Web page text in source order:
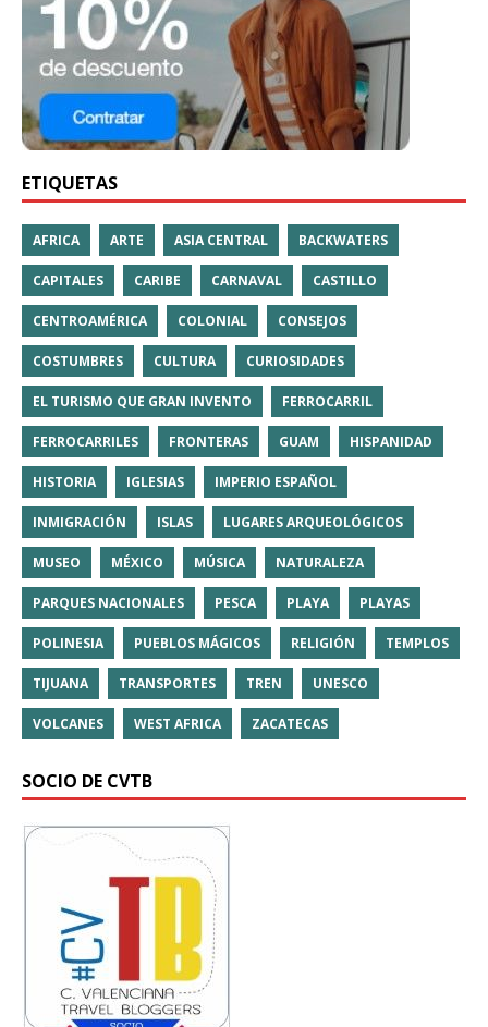
ETIQUETAS
AFRICA ARTE ASIA CENTRAL BACKWATERS
CAPITALES CARIBE CARNAVAL CASTILLO
CENTROAMÉRICA COLONIAL CONSEJOS
COSTUMBRES CULTURA CURIOSIDADES
EL TURISMO QUE GRAN INVENTO FERROCARRIL
FERROCARRILES FRONTERAS GUAM HISPANIDAD
HISTORIA IGLESIAS IMPERIO ESPAÑOL
INMIGRACIÓN ISLAS LUGARES ARQUEOLÓGICOS
MUSEO MÉXICO MÚSICA NATURALEZA
PARQUES NACIONALES PESCA PLAYA PLAYAS
POLINESIA PUEBLOS MÁGICOS RELIGIÓN TEMPLOS
TIJUANA TRANSPORTES TREN UNESCO
VOLCANES WEST AFRICA ZACATECAS
SOCIO DE CVTB